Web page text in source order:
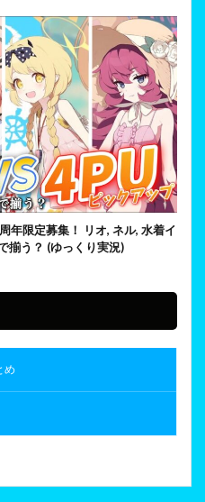
年限定募集！ リオ, ネル, 水着イ
揃う？ (ゆっくり実況)
め